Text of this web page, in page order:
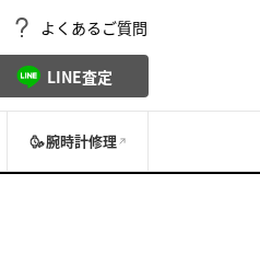
よくあるご質問
LINE査定
腕時計修理